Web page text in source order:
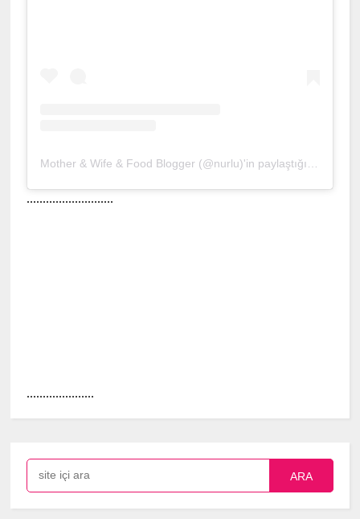
Mother & Wife & Food Blogger (@nurlu)'in paylaştığı bir gönderi
...........................
.....................
ARA